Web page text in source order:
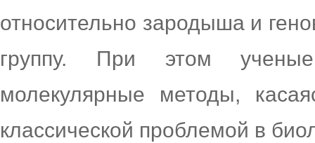
относительно зародыша и
группу. При этом ученые
молекулярные методы,
классической проблемой в